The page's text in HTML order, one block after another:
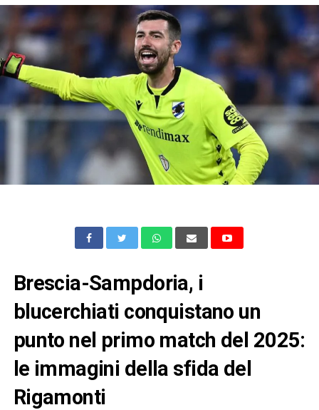
Brescia-Sampdoria, i
blucerchiati conquistano un
punto nel primo match del 2025:
le immagini della sfida del
Rigamonti